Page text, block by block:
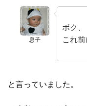
息子
ボク、
これ
と言っていました。